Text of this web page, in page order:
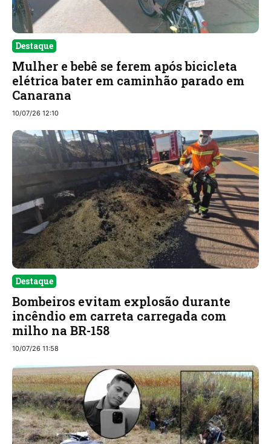
Destaque
Mulher e bebê se ferem após bicicleta
elétrica bater em caminhão parado em
Canarana
10/07/26 12:10
Destaque
Bombeiros evitam explosão durante
incêndio em carreta carregada com
milho na BR-158
10/07/26 11:58